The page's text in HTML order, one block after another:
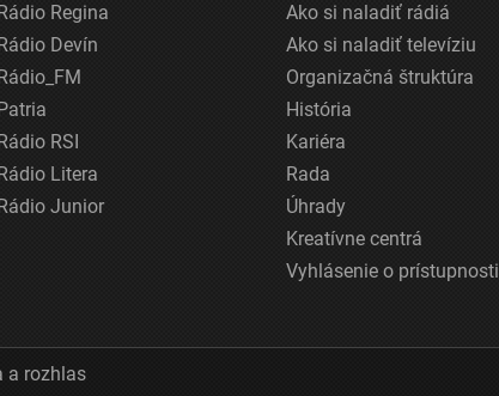
Regina
Devín
RSI
Litera
Junior
Ako si naladiť rádiá
Ako si naladiť televíziu
Organizačná štruktúra
História
Kariéra
Rada
Úhrady
Kreatívne centrá
Vyhlásenie o prístupnosti
a rozhlas